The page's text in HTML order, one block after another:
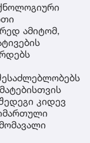
ამიტომ,
კიდევ